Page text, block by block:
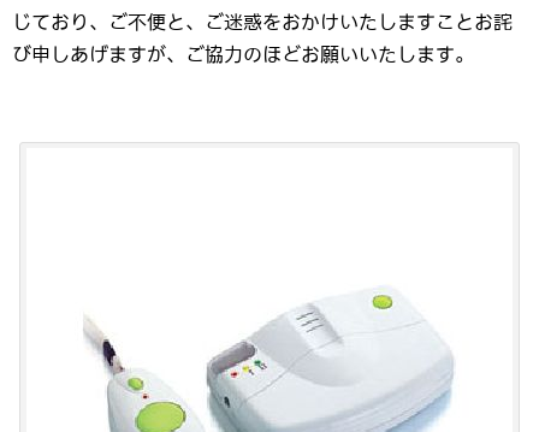
じており、ご不便と、ご迷惑をおかけいたしますことお詫
び申しあげますが、ご協力のほどお願いいたします。